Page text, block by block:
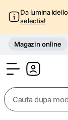
Da lumina
selectia!
Magazin online
Cauta dupa